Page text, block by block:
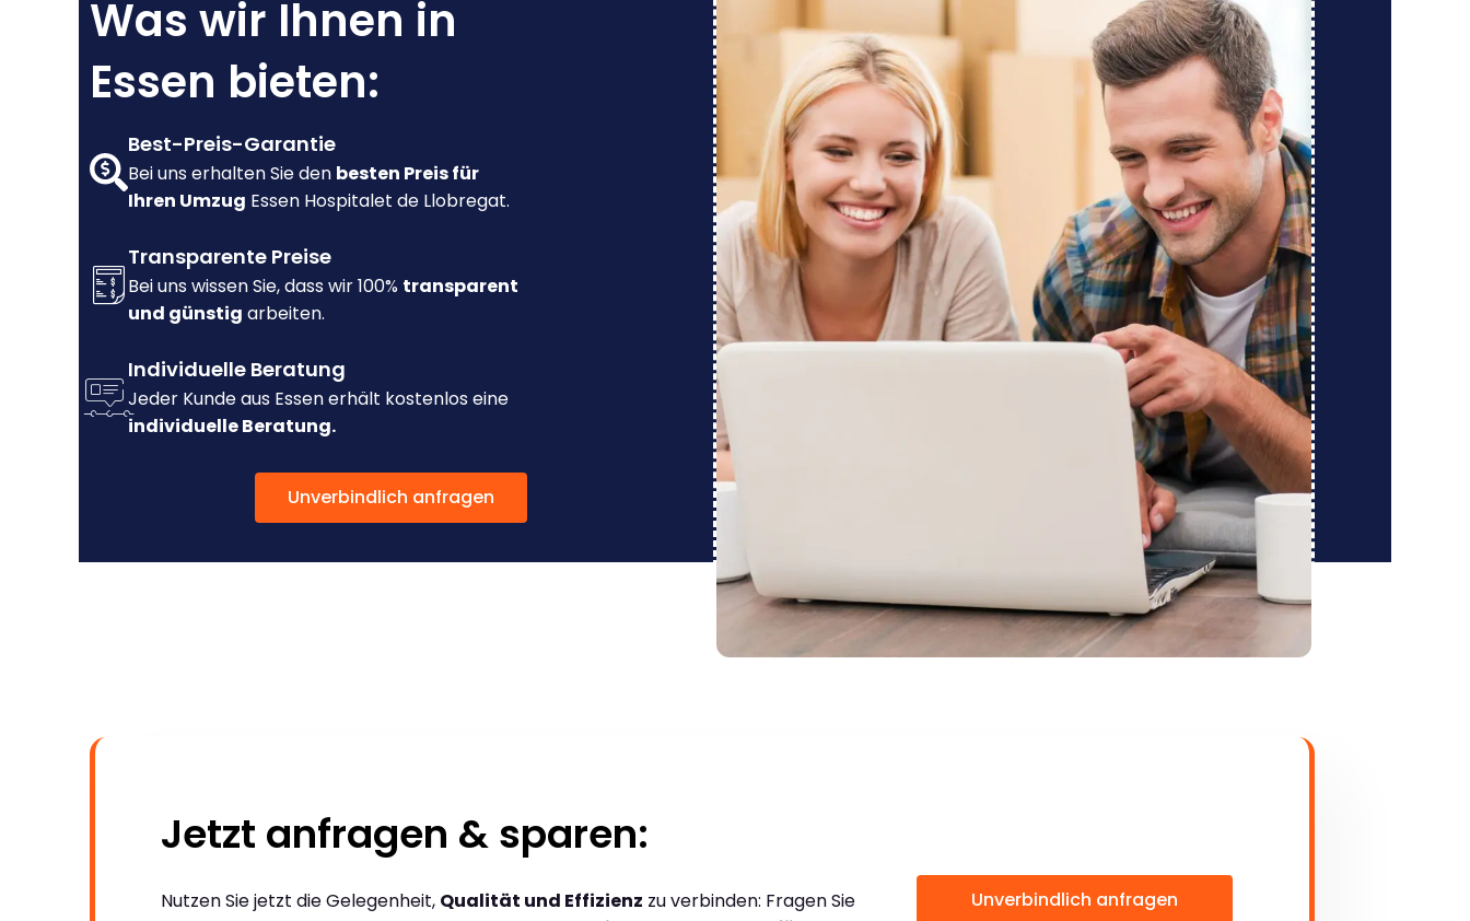
Was wir Ihnen in
Essen bieten:
Best-Preis-Garantie
Bei uns erhalten Sie den besten Preis für
Ihren Umzug Essen Hospitalet de Llobregat.
Transparente Preise
Bei uns wissen Sie, dass wir 100% transparent
und günstig arbeiten.
Individuelle Beratung
Jeder Kunde aus Essen erhält kostenlos eine
individuelle Beratung.
Unverbindlich anfragen
Jetzt anfragen & sparen:
Nutzen Sie jetzt die Gelegenheit, Qualität und Effizienz zu verbinden: Fragen Sie
Unverbindlich anfragen